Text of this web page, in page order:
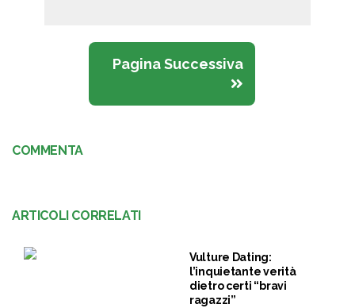
Pagina Successiva
COMMENTA
ARTICOLI CORRELATI
Vulture Dating:
l’inquietante verità
dietro certi “bravi
ragazzi”